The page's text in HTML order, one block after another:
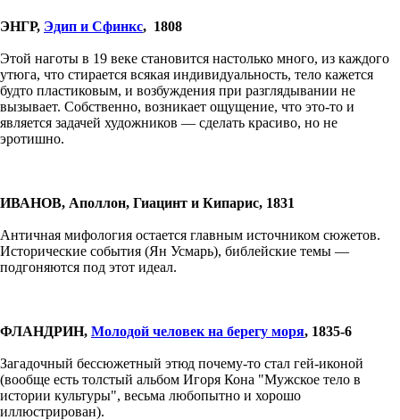
ЭНГР, Эдип и Сфинкс, 1808
Этой наготы в 19 веке становится настолько много, из каждого
утюга, что стирается всякая индивидуальность, тело кажется
будто пластиковым, и возбуждения при разглядывании не
вызывает. Собственно, возникает ощущение, что это-то и
является задачей художников — сделать красиво, но не
эротишно.
ИВАНОВ, Аполлон, Гиацинт и Кипарис, 1831
Античная мифология остается главным источником сюжетов.
Исторические события (Ян Усмарь), библейские темы —
подгоняются под этот идеал.
ФЛАНДРИН, Молодой человек на берегу моря, 1835-6
Загадочный бессюжетный этюд почему-то стал гей-иконой
(вообще есть толстый альбом Игоря Кона "Мужское тело в
истории культуры", весьма любопытно и хорошо
иллюстрирован).